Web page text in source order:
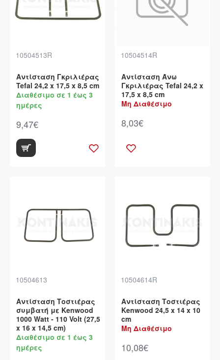
10504513R
Αντίσταση Γκριλιέρας
Tefal 24,2 x 17,5 x 8,5 cm
Διαθέσιμο σε 1 έως 3
ημέρες
9,47€
10504514R
Αντίσταση Άνω
Γκριλιέρας Tefal 24,2 x
17,5 x 8,5 cm
Μη Διαθέσιμο
8,03€
10504613
Αντίσταση Τοστιέρας
συμβατή με Kenwood
1000 Watt - 110 Volt (27,5
x 16 x 14,5 cm)
Διαθέσιμο σε 1 έως 3
ημέρες
10504614R
Αντίσταση Τοστιέρας
Kenwood 24,5 x 14 x 10
cm
Μη Διαθέσιμο
10,08€